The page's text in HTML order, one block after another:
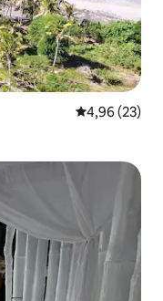
Prosečna
4,96 (23)